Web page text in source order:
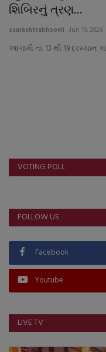
About Author
ગુજરાત
Support US
બજારના સમાચાર
નાણાંકીય સમાચાર
શિબિરનું ત્રણ...
saurashtrabhoomi Jun 10, 2026
આગામી તા. 13 થી 19 દરમ્યાન
VOTING POLL
FOLLOW US
Facebook
Youtube
LIVE TV